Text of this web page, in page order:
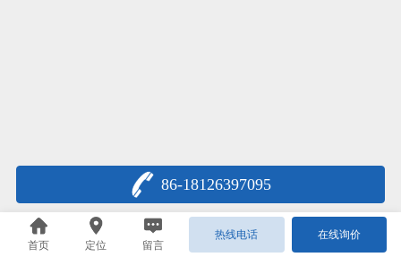
86-18126397095
首页 定位 留言
热线电话 在线询价